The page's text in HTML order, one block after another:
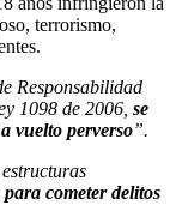
terrorismo,
Responsabilidad
1098 de 2006, se
vuelto perverso”.
cometer delitos